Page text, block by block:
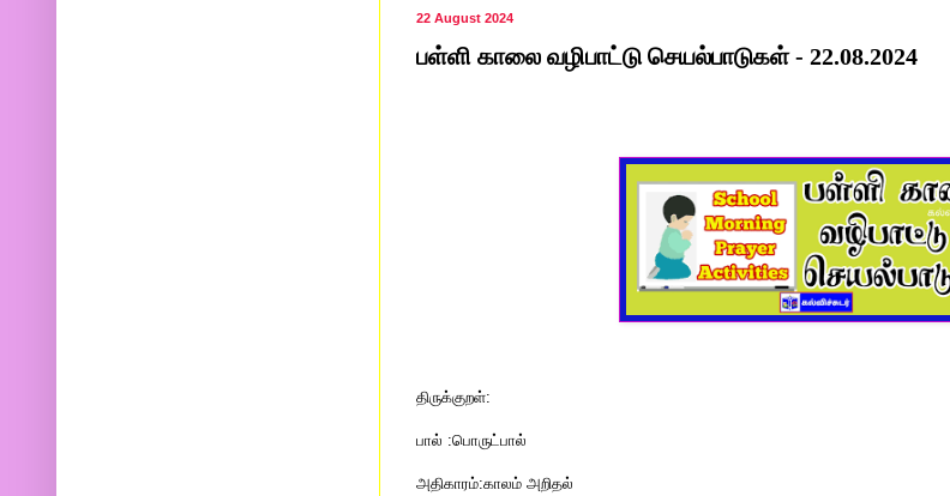
22 August 2024
பள்ளி காலை வழிபாட்டு செயல்பாடுகள் - 22.08.2024
திருக்குறள்:
பால் :பொருட்பால்
அதிகாரம்:காலம் அறிதல்